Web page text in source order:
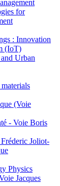
for
: Innovation
(IoT)
Urban
(Voie
- Voie Boris
Joliot-
Physics
Jacques